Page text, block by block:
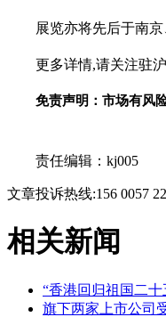
展览亦将先后于南
更多详情,请关注驻
免责声明：市场有风
责任编辑：kj005
文章投诉热线:156 0057
相关新闻
“香港回归祖国二
旗下两家上市公司